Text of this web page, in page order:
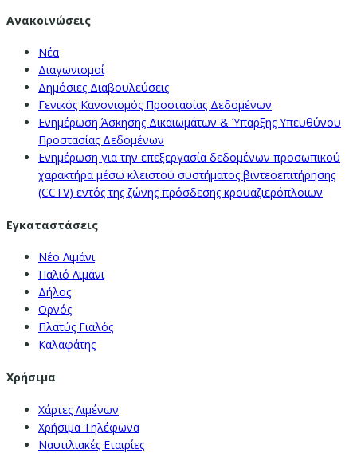
Ανακοινώσεις
Νέα
Διαγωνισμοί
Δημόσιες Διαβουλεύσεις
Γενικός Κανονισμός Προστασίας Δεδομένων
Ενημέρωση Άσκησης Δικαιωμάτων & Ύπαρξης Υπευθύνου
Προστασίας Δεδομένων
Ενημέρωση για την επεξεργασία δεδομένων προσωπικού
χαρακτήρα μέσω κλειστού συστήματος βιντεοεπιτήρησης
(CCTV) εντός της ζώνης πρόσδεσης κρουαζιερόπλοιων
Εγκαταστάσεις
Νέο Λιμάνι
Παλιό Λιμάνι
Δήλος
Ορνός
Πλατύς Γιαλός
Καλαφάτης
Χρήσιμα
Χάρτες Λιμένων
Χρήσιμα Τηλέφωνα
Ναυτιλιακές Εταιρίες